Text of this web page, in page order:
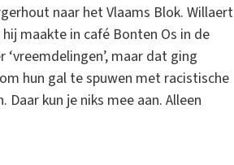
naar het Vlaams Blok. Willaert
maakte in café Bonten Os in de
maar dat ging
hun gal te spuwen met racistische
kun je niks mee aan. Alleen